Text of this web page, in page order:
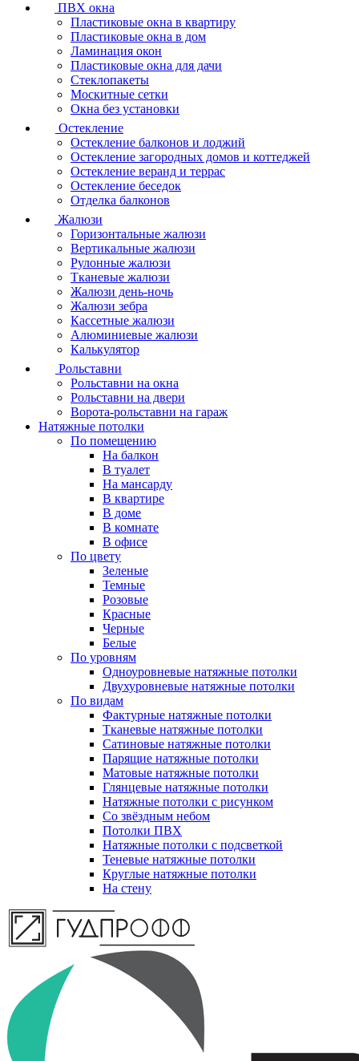
ПВХ окна
Пластиковые окна в квартиру
Пластиковые окна в дом
Ламинация окон
Пластиковые окна для дачи
Стеклопакеты
Москитные сетки
Окна без установки
Остекление
Остекление балконов и лоджий
Остекление загородных домов и коттеджей
Остекление веранд и террас
Остекление беседок
Отделка балконов
Жалюзи
Горизонтальные жалюзи
Вертикальные жалюзи
Рулонные жалюзи
Тканевые жалюзи
Жалюзи день-ночь
Жалюзи зебра
Кассетные жалюзи
Алюминиевые жалюзи
Калькулятор
Рольставни
Рольставни на окна
Рольставни на двери
Ворота-рольставни на гараж
Натяжные потолки
По помещению
На балкон
В туалет
На мансарду
В квартире
В доме
В комнате
В офисе
По цвету
Зеленые
Темные
Розовые
Красные
Черные
Белые
По уровням
Одноуровневые натяжные потолки
Двухуровневые натяжные потолки
По видам
Фактурные натяжные потолки
Тканевые натяжные потолки
Сатиновые натяжные потолки
Парящие натяжные потолки
Матовые натяжные потолки
Глянцевые натяжные потолки
Натяжные потолки с рисунком
Со звёздным небом
Потолки ПВХ
Натяжные потолки с подсветкой
Теневые натяжные потолки
Круглые натяжные потолки
На стену